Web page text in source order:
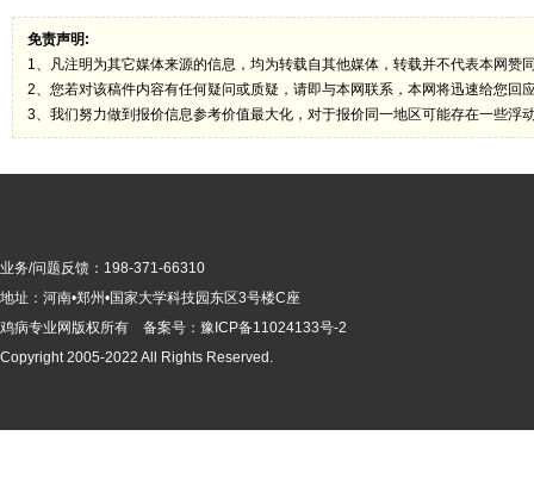
免责声明:
1、凡注明为其它媒体来源的信息，均为转载自其他媒体，转载并不代表本网赞
2、您若对该稿件内容有任何疑问或质疑，请即与本网联系，本网将迅速给您回
3、我们努力做到报价信息参考价值最大化，对于报价同一地区可能存在一些浮
业务/问题反馈：198-371-66310
地址：河南•郑州•国家大学科技园东区3号楼C座
鸡病专业网版权所有 备案号： 豫ICP备11024133号-2
Copyright 2005-2022 All Rights Reserved.